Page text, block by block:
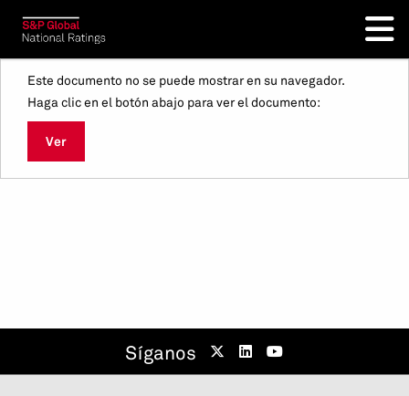
Este documento no se puede mostrar en su navegador.
Haga clic en el botón abajo para ver el documento:
Ver
Síganos